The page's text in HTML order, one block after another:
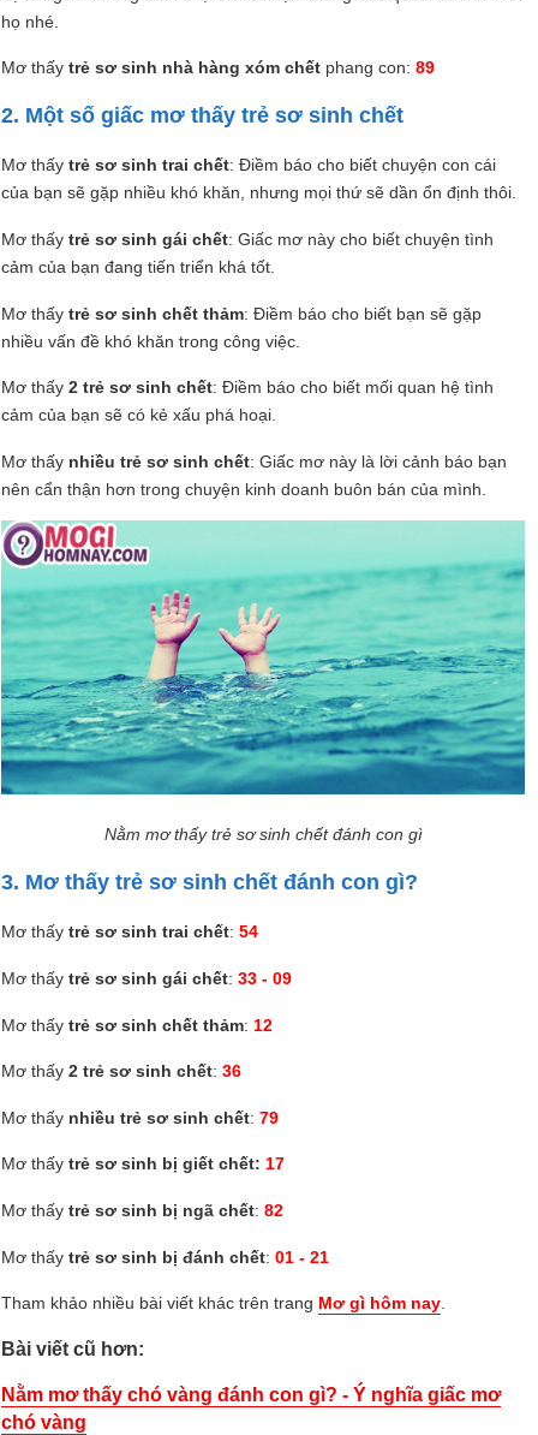
họ nhé.
Mơ thấy trẻ sơ sinh nhà hàng xóm chết phang con: 89
2. Một số giấc mơ thấy trẻ sơ sinh chết
Mơ thấy trẻ sơ sinh trai chết: Điềm báo cho biết chuyện con cái
của bạn sẽ gặp nhiều khó khăn, nhưng mọi thứ sẽ dần ổn định thôi.
Mơ thấy trẻ sơ sinh gái chết: Giấc mơ này cho biết chuyện tình
cảm của bạn đang tiến triển khá tốt.
Mơ thấy trẻ sơ sinh chết thảm: Điềm báo cho biết bạn sẽ gặp
nhiều vấn đề khó khăn trong công việc.
Mơ thấy 2 trẻ sơ sinh chết: Điềm báo cho biết mối quan hệ tình
cảm của bạn sẽ có kẻ xấu phá hoại.
Mơ thấy nhiều trẻ sơ sinh chết: Giấc mơ này là lời cảnh báo bạn
nên cẩn thận hơn trong chuyện kinh doanh buôn bán của mình.
Nằm mơ thấy trẻ sơ sinh chết đánh con gì
3. Mơ thấy trẻ sơ sinh chết đánh con gì?
Mơ thấy trẻ sơ sinh trai chết: 54
Mơ thấy trẻ sơ sinh gái chết: 33 - 09
Mơ thấy trẻ sơ sinh chết thảm: 12
Mơ thấy 2 trẻ sơ sinh chết: 36
Mơ thấy nhiều trẻ sơ sinh chết: 79
Mơ thấy trẻ sơ sinh bị giết chết: 17
Mơ thấy trẻ sơ sinh bị ngã chết: 82
Mơ thấy trẻ sơ sinh bị đánh chết: 01 - 21
Tham khảo nhiều bài viết khác trên trang Mơ gì hôm nay
Bài viết cũ hơn:
Nằm mơ thấy chó vàng đánh con gì? - Ý nghĩa giấc mơ
chó vàng